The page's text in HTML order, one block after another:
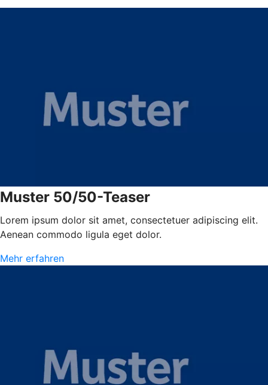
Muster 50/50-Teaser
Lorem ipsum dolor sit amet, consectetuer adipiscing elit.
Aenean commodo ligula eget dolor.
Mehr erfahren